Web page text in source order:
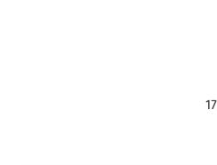
أفضــل 6 تطبيقات للاندرويد 17